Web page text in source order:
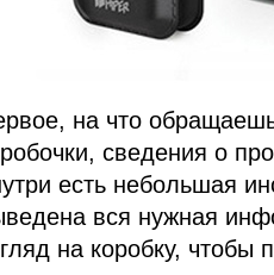
на что
сведения о
есть небольшая
вся нужная
на коробку, чтобы